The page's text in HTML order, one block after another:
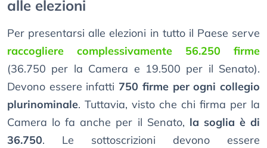
alle elezioni
Per presentarsi alle elezioni in tutto il Paese serve
raccogliere complessivamente 56.250 firme
(36.750 per la Camera e 19.500 per il Senato).
Devono essere infatti 750 firme per ogni collegio
plurinominale. Tuttavia, visto che chi firma per la
Camera lo fa anche per il Senato, la soglia è di
36.750. Le sottoscrizioni devono essere